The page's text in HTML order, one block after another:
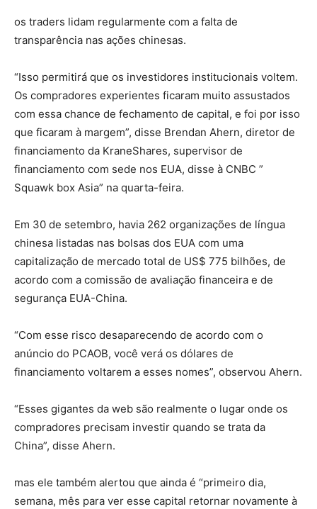
os traders lidam regularmente com a falta de
transparência nas ações chinesas.
“Isso permitirá que os investidores institucionais voltem.
Os compradores experientes ficaram muito assustados
com essa chance de fechamento de capital, e foi por isso
que ficaram à margem”, disse Brendan Ahern, diretor de
financiamento da KraneShares, supervisor de
financiamento com sede nos EUA, disse à CNBC ”
Squawk box Asia” na quarta-feira.
Em 30 de setembro, havia 262 organizações de língua
chinesa listadas nas bolsas dos EUA com uma
capitalização de mercado total de US$ 775 bilhões, de
acordo com a comissão de avaliação financeira e de
segurança EUA-China.
“Com esse risco desaparecendo de acordo com o
anúncio do PCAOB, você verá os dólares de
financiamento voltarem a esses nomes”, observou Ahern.
“Esses gigantes da web são realmente o lugar onde os
compradores precisam investir quando se trata da
China”, disse Ahern.
mas ele também alertou que ainda é “primeiro dia,
semana, mês para ver esse capital retornar novamente à